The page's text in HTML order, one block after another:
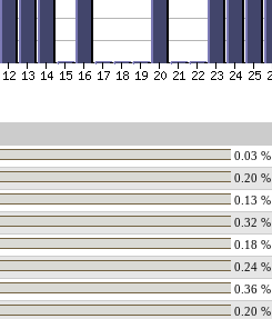
0.03 %
0.20 %
0.13 %
0.32 %
0.18 %
0.24 %
0.36 %
0.20 %